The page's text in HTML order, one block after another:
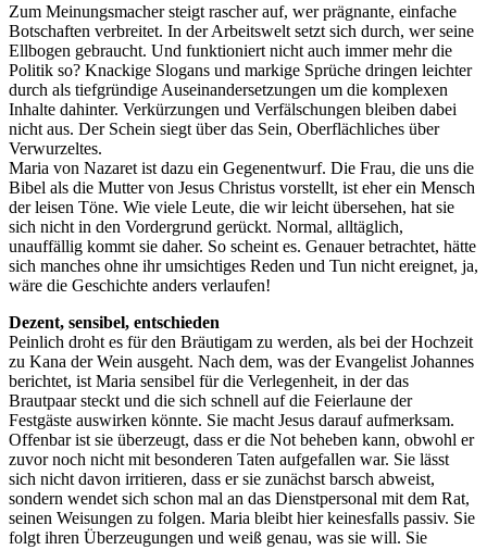
Zum Meinungsmacher steigt rascher auf, wer prägnante, einfache
Botschaften verbreitet. In der Arbeitswelt setzt sich durch, wer seine
Ellbogen gebraucht. Und funktioniert nicht auch immer mehr die
Politik so? Knackige Slogans und markige Sprüche dringen leichter
durch als tiefgründige Auseinandersetzungen um die komplexen
Inhalte dahinter. Verkürzungen und Verfälschungen bleiben dabei
nicht aus. Der Schein siegt über das Sein, Oberflächliches über
Verwurzeltes.
Maria von Nazaret ist dazu ein Gegenentwurf. Die Frau, die uns die
Bibel als die Mutter von Jesus Christus vorstellt, ist eher ein Mensch
der leisen Töne. Wie viele Leute, die wir leicht übersehen, hat sie
sich nicht in den Vordergrund gerückt. Normal, alltäglich,
unauffällig kommt sie daher. So scheint es. Genauer betrachtet, hätte
sich manches ohne ihr umsichtiges Reden und Tun nicht ereignet, ja,
wäre die Geschichte anders verlaufen!
Dezent, sensibel, entschieden
Peinlich droht es für den Bräutigam zu werden, als bei der Hochzeit
zu Kana der Wein ausgeht. Nach dem, was der Evangelist Johannes
berichtet, ist Maria sensibel für die Verlegenheit, in der das
Brautpaar steckt und die sich schnell auf die Feierlaune der
Festgäste auswirken könnte. Sie macht Jesus darauf aufmerksam.
Offenbar ist sie überzeugt, dass er die Not beheben kann, obwohl er
zuvor noch nicht mit besonderen Taten aufgefallen war. Sie lässt
sich nicht davon irritieren, dass er sie zunächst barsch abweist,
sondern wendet sich schon mal an das Dienstpersonal mit dem Rat,
seinen Weisungen zu folgen. Maria bleibt hier keinesfalls passiv. Sie
folgt ihren Überzeugungen und weiß genau, was sie will. Sie